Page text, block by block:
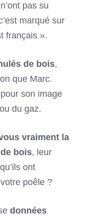
n’ont pas su
marqué sur
français ».
de bois,
que Marc.
son image
du gaz.
vraiment la
bois, leur
ont
poêle ?
données